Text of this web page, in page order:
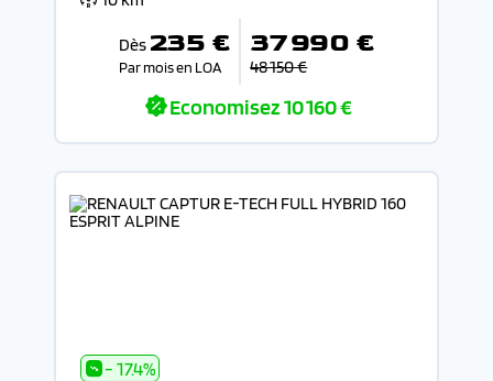
Dès 235 €
Par mois en LOA
37 990 €
48 150 €
Economisez10 160 €
- 17.4%